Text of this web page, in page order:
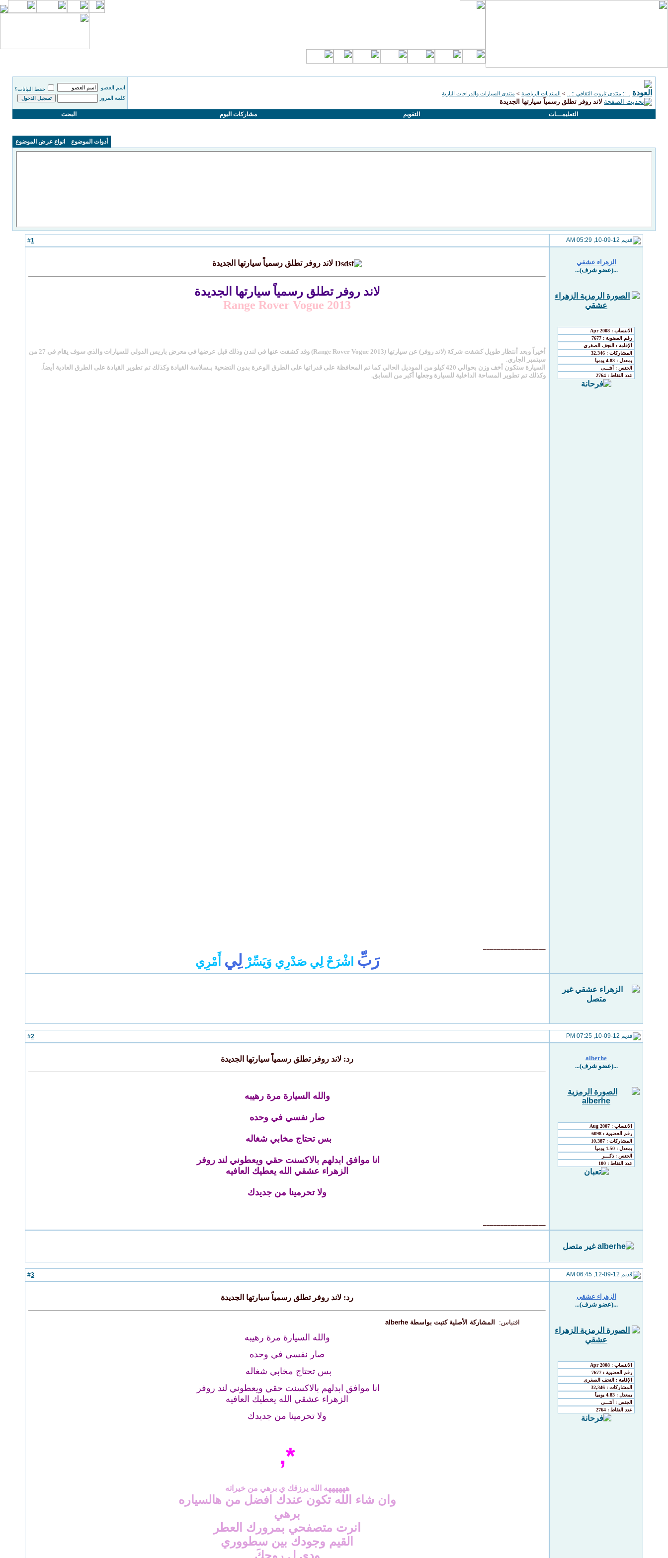
.. :: منتدى تاروت الثقافي :: .. > المنتديات الرياضية > منتدى السيارات والدراجات النارية
لاند روفر تطلق رسمياً سيارتها الجديدة
اسم العضو
حفظ البيانات؟
كلمة المرور
التعليمـــات التقويم مشاركات اليوم البحث
أدوات الموضوع انواع عرض الموضوع
1
الزهراء عشقي
...(عضو شرف)...
لاند روفر تطلق رسمياً سيارتها الجديدة
لاند روفر تطلق رسمياً سيارتها الجديدة
Range Rover Vogue 2013
أخيراً وبعد أنتظار طويل كشفت شركة (لاند روفر) عن سيارتها (
Range Rover Vogue 2013) وقد كشفت عنها في لندن وذلك قبل عرضها في معرض باريس الدولي للسيارات والذي سوف يقام في 27 من
سبتمبر الجاري.
السيارة ستكون أخف وزن بحوالي 420 كيلو من الموديل الحالي كما تم المحافظة على قدراتها على الطرق الوعرة بدون التضحية بـسلاسة القيادة وكذلك تم تطوير القيادة على الطرق العادية أيضاً.
وكذلك تم تطوير المساحة الداخلية للسيارة وجعلها أكبر من السابق.
رَبِّ اشْرَحْ لِي صَدْرِي وَيَسِّرْ لِي أَمْرِي
2
alberhe
...(عضو شرف)...
رد: لاند روفر تطلق رسمياً سيارتها الجديدة
والله السيارة مرة رهيبه
صار نفسي في وحده
بس تحتاج مخابي شغاله
انا موافق ابدلهم بالاكسنت حقي ويعطوني لند روفر
الزهراء عشقي الله يعطيك العافيه
ولا تحرمينا من جديدك
3
الزهراء عشقي
...(عضو شرف)...
رد: لاند روفر تطلق رسمياً سيارتها الجديدة
اقتباس: المشاركة الأصلية كتبت بواسطة alberhe
والله السيارة مرة رهيبه
صار نفسي في وحده
بس تحتاج مخابي شغاله
انا موافق ابدلهم بالاكسنت حقي ويعطوني لند روفر
الزهراء عشقي الله يعطيك العافيه
ولا تحرمينا من جديدك
*,
ههههههه الله يرزقك ي برهي من خيراته
وان شاء الله تكون عندك افضل من هالسياره
برهي
انرت متصفحي بمرورك العطر
القيم وجودك بين سطووري
ودي لِ روحكَ